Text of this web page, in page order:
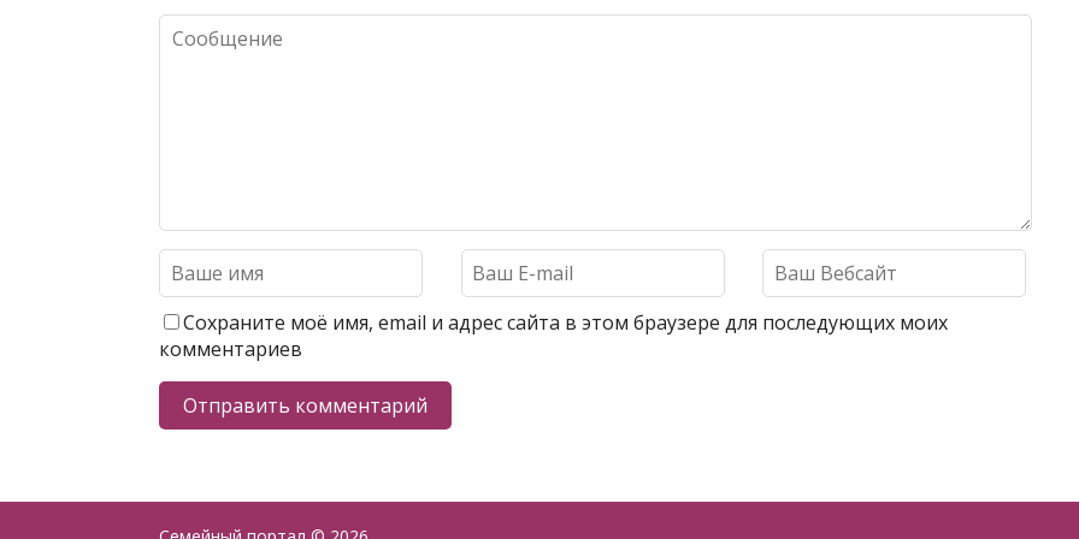
Сохраните моё имя, email и адрес сайта в этом браузере для последующих моих
комментариев